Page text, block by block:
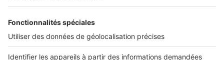
Nos solutions pro
Actualités pro